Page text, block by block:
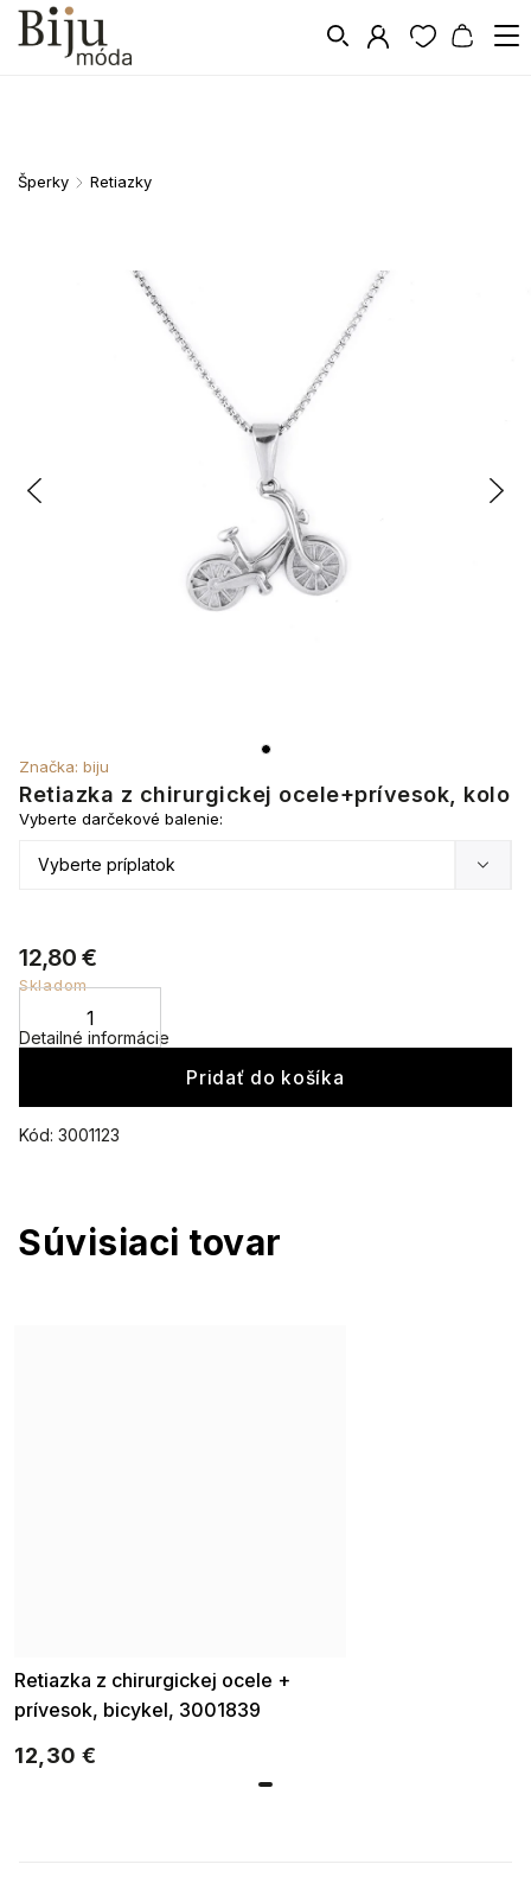
Šperky / Retiazky
Retiazka z chirurgickej ocele+prívesok, kolo
Kód: 3001123
Značka: biju
12,80 €
Skladom
Vyberte darčekové balenie:
Pridať do košíka
Detailné informácie
Súvisiaci tovar
Retiazka z chirurgickej ocele +
prívesok, bicykel, 3001839
12,30 €